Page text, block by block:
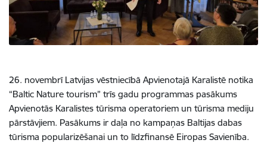
26. novembrī Latvijas vēstniecībā Apvienotajā Karalistē notika
“Baltic Nature tourism” trīs gadu programmas pasākums
Apvienotās Karalistes tūrisma operatoriem un tūrisma mediju
pārstāvjiem. Pasākums ir daļa no kampaņas Baltijas dabas
tūrisma popularizēšanai un to līdzfinansē Eiropas Savienība.